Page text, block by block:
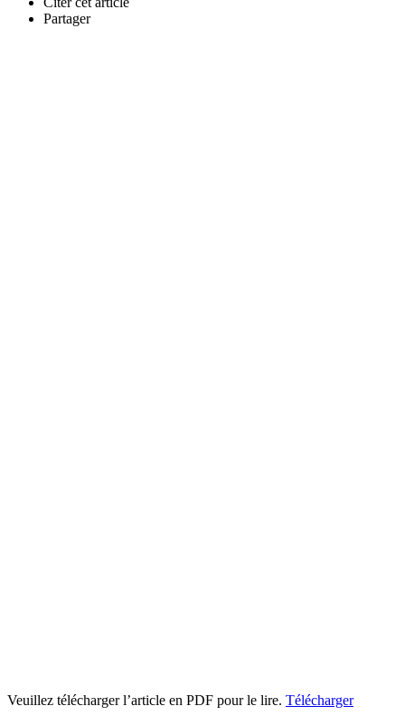
Partager
Veuillez télécharger l’article en PDF pour le lire. Télécharger